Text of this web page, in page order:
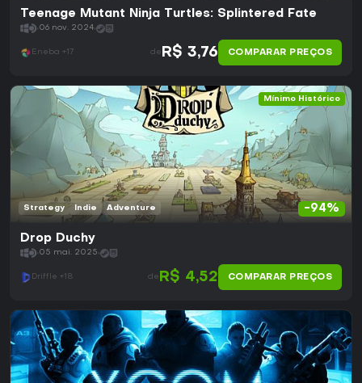
Teenage Mutant Ninja Turtles: Splintered Fate
06 nov. 2024
Eneba +17 de R$ 3,76 COMPARAR PREÇOS
Mínimo Histórico
-94%
Strategy Indie Adventure
Drop Duchy
05 mai. 2025
Driffle +18 de R$ 4,52 COMPARAR PREÇOS